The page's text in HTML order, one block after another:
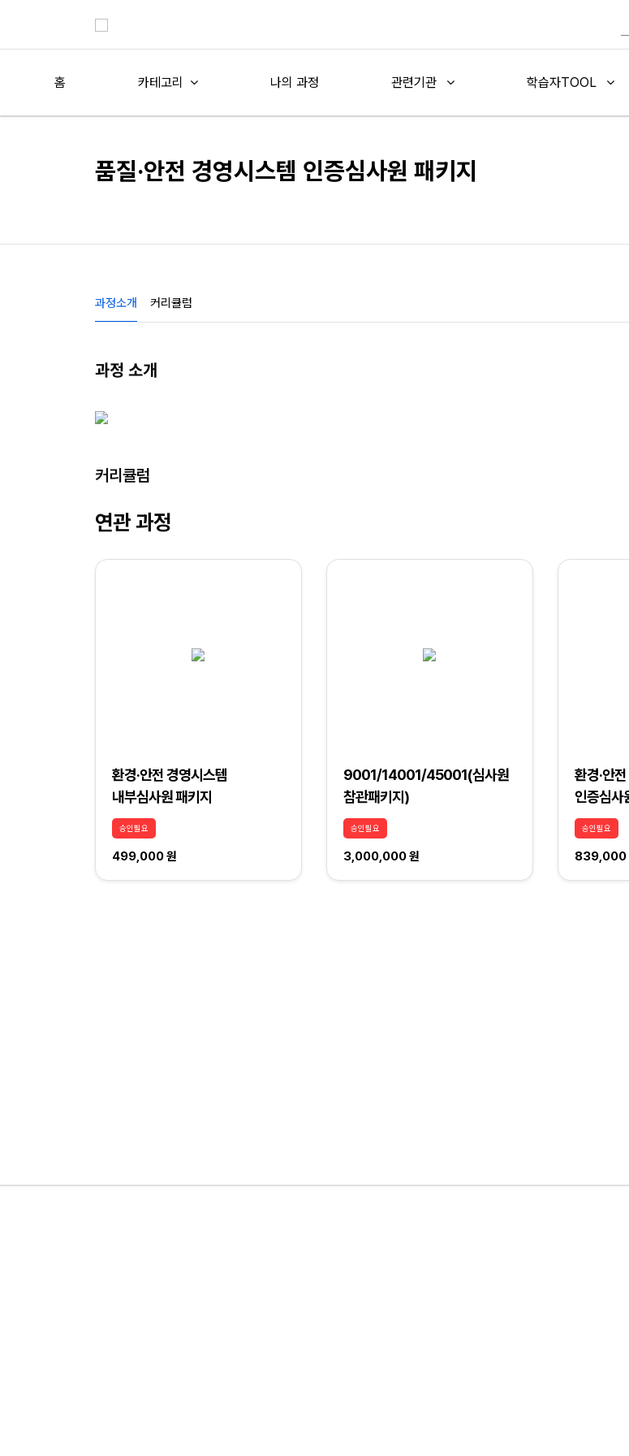
홈 카테고리 나의 과정 관련기관 학습자TOOL
품질·안전 경영시스템 인증심사원 패키지
과정소개 커리큘럼
과정 소개
커리큘럼
연관 과정
환경·안전 경영시스템
내부심사원 패키지
승인필요
499,000 원
9001/14001/45001(심사원
참관패키지)
승인필요
3,000,000 원
환경·안
인증심사
승인필요
839,000